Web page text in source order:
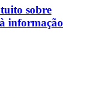
sobre
informação